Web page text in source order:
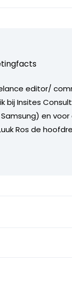
editor/
Insites
en voor
Ros de